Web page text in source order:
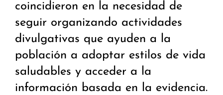
coincidieron en la necesidad de
seguir organizando actividades
divulgativas que ayuden a la
población a adoptar estilos de vida
saludables y acceder a la
información basada en la evidencia.